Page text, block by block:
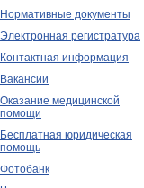
Нормативные документы
Электронная регистратура
Контактная информация
Вакансии
Оказание медицинской
помощи
Бесплатная юридическая
помощь
Фотобанк